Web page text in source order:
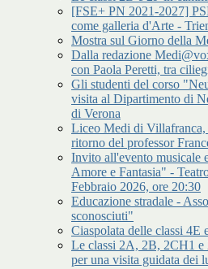
[FSE+ PN 2021-2027]
come galleria d'Arte -
Mostra sul Giorno della
Dalla redazione
con Paola Peretti, tra
Gli studenti del corso
visita al Dipartimento di
di Verona
Liceo Medi di Villafranca,
ritorno del professor
Invito all'evento musicale
Amore e Fantasia" -
Febbraio 2026, ore 20:30
Educazione stradale -
sconosciuti"
Ciaspolata delle classi 4E
Le classi 2A, 2B, 2CH1 e
per una visita guidata dei